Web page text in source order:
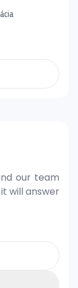
aktivity a
že
our team
will answer